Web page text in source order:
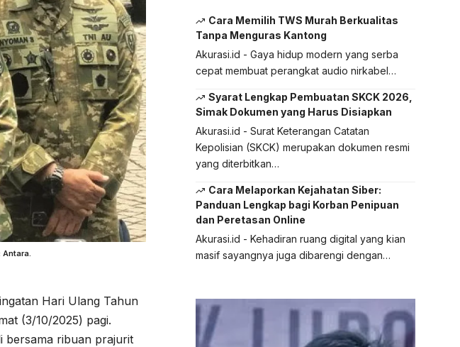
Hari Ulang Tahun
(3/10/2025) pagi.
bersama ribuan prajurit
Cara Memilih TWS Murah Berkualitas
Tanpa Menguras Kantong
Akurasi.id - Gaya hidup modern yang serba
cepat membuat perangkat audio nirkabel…
Syarat Lengkap Pembuatan SKCK 2026,
Simak Dokumen yang Harus Disiapkan
Akurasi.id - Surat Keterangan Catatan
Kepolisian (SKCK) merupakan dokumen resmi
yang diterbitkan…
Cara Melaporkan Kejahatan Siber:
Panduan Lengkap bagi Korban Penipuan
dan Peretasan Online
Akurasi.id - Kehadiran ruang digital yang kian
masif sayangnya juga dibarengi dengan…